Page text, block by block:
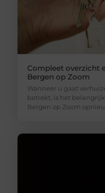
Compleet overzicht
Bergen op Zoom
Wanneer u gaat
betrekt, is het
Bergen op Zoom